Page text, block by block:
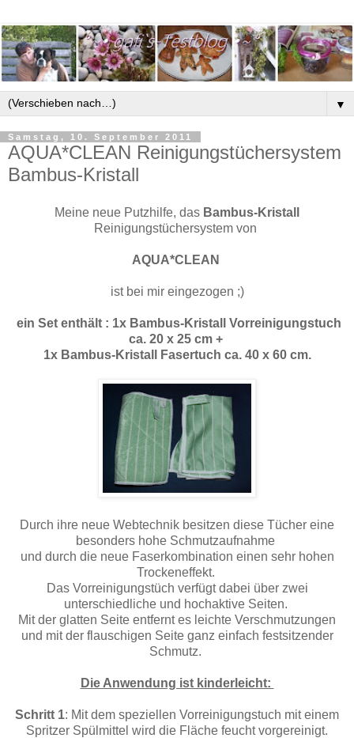
▼
Samstag, 10. September 2011
AQUA*CLEAN Reinigungstüchersystem
Bambus-Kristall
Meine neue Putzhilfe, das Bambus-Kristall
Reinigungstüchersystem von
AQUA*CLEAN
ist bei mir eingezogen ;)
ein Set enthält : 1x Bambus-Kristall Vorreinigungstuch
ca. 20 x 25 cm +
1x Bambus-Kristall Fasertuch ca. 40 x 60 cm.
Durch ihre neue Webtechnik besitzen diese Tücher eine
besonders hohe Schmutzaufnahme
und durch die neue Faserkombination einen sehr hohen
Trockeneffekt.
Das Vorreinigungstüch verfügt dabei über zwei
unterschiedliche und hochaktive Seiten.
Mit der glatten Seite entfernt es leichte Verschmutzungen
und mit der flauschigen Seite ganz einfach festsitzender
Schmutz.
Die Anwendung ist kinderleicht:
Schritt 1: Mit dem speziellen Vorreinigungstuch mit einem
Spritzer Spülmittel wird die Fläche feucht vorgereinigt.